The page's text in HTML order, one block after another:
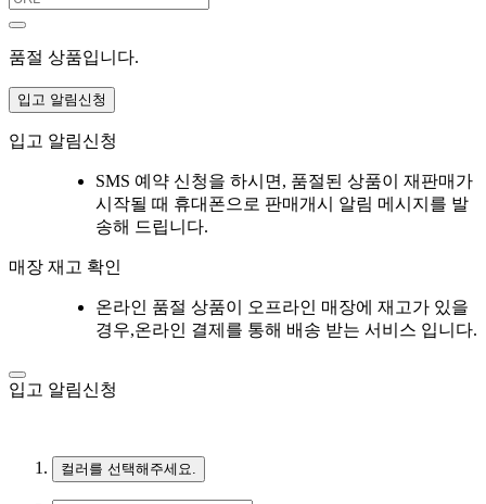
품절 상품입니다.
입고 알림신청
입고 알림신청
SMS 예약 신청을 하시면, 품절된 상품이 재판매가
시작될 때 휴대폰으로 판매개시 알림 메시지를 발
송해 드립니다.
매장 재고 확인
온라인 품절 상품이 오프라인 매장에 재고가 있을
경우,온라인 결제를 통해 배송 받는 서비스 입니다.
입고 알림신청
컬러를 선택해주세요.